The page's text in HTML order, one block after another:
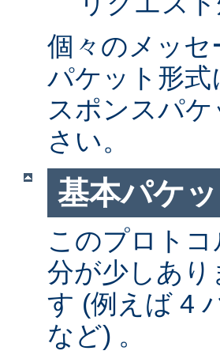
個々のメッ
パケット形
スポンスパ
さい。
基本パケ
このプロト
分が少しあ
す (例えば 4
など) 。